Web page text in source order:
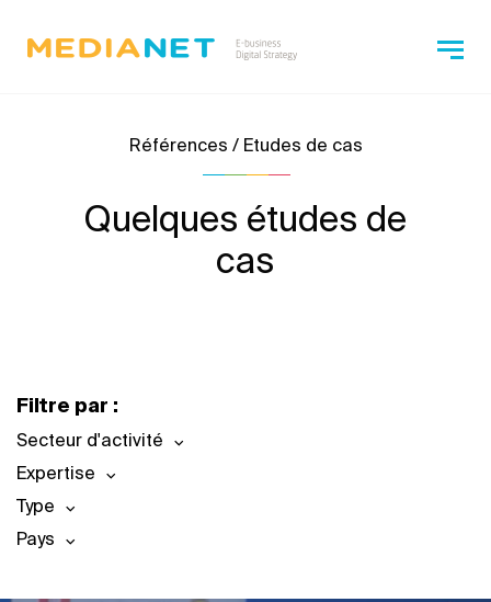
Références / Etudes de cas
Quelques études de
cas
Filtre par :
Secteur d'activité
Expertise
Type
Pays